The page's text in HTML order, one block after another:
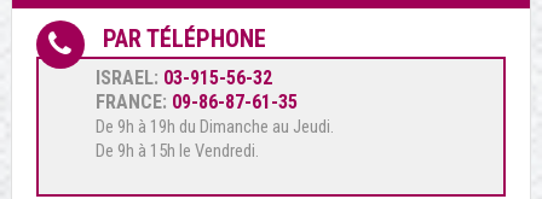
PAR TÉLÉPHONE
ISRAEL: 03-915-56-32
FRANCE: 09-86-87-61-35
De 9h à 19h du Dimanche au Jeudi.
De 9h à 15h le Vendredi.